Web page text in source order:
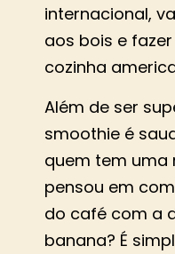
internacional,
aos bois e
cozinha
Além de ser
smoothie é
quem tem uma
pensou em
do café com a
banana? É